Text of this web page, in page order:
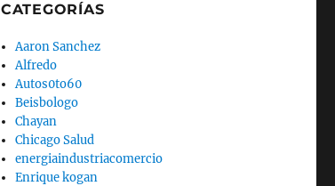
CATEGORÍAS
Aaron Sanchez
Alfredo
Autos0to60
Beisbologo
Chayan
Chicago Salud
energiaindustriacomercio
Enrique kogan